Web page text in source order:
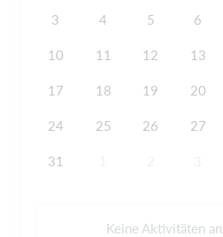
3 4 5 6
10 11 12 13
17 18 19 20
24 25 26 27
31
Keine Aktivitäten